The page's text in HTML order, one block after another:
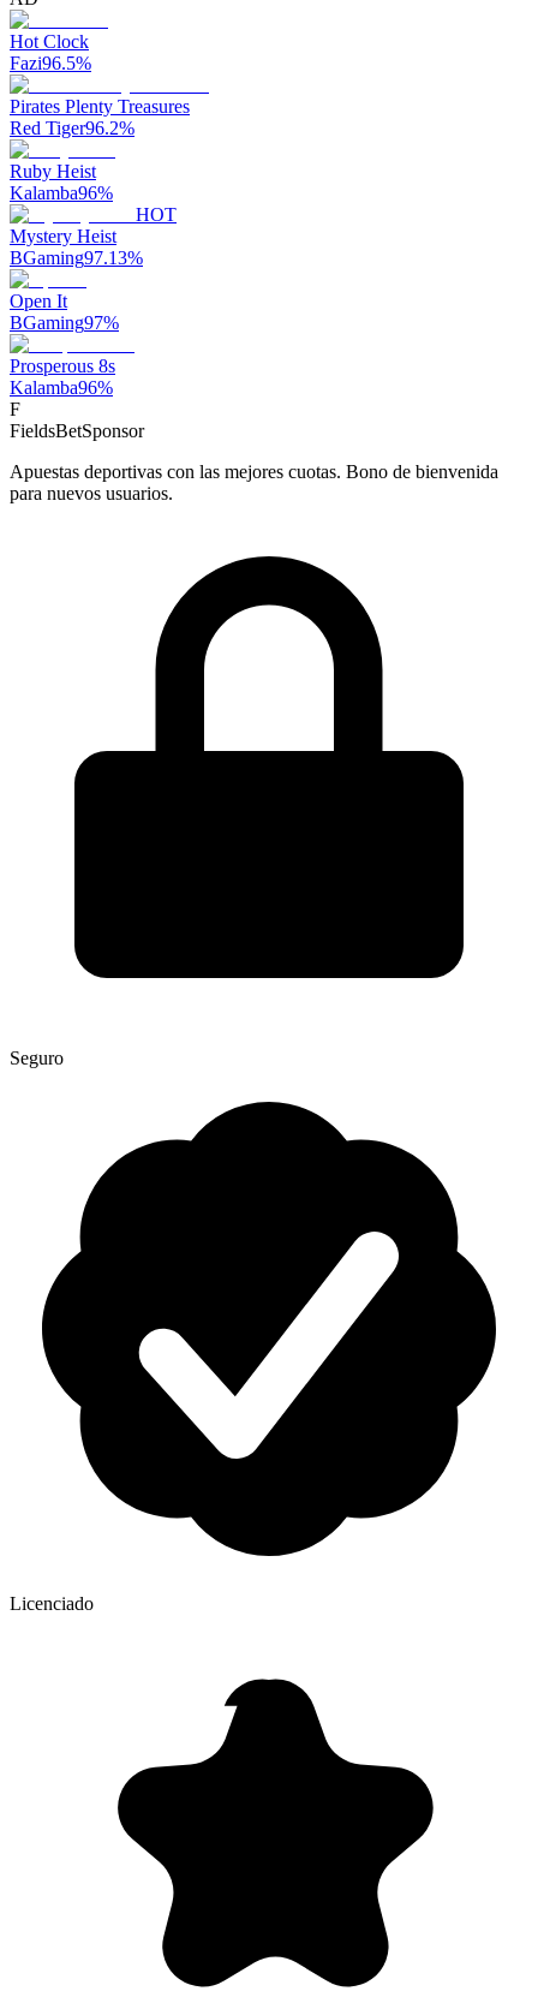
Hot Clock
Fazi96.5%
Pirates Plenty Treasures
Red Tiger96.2%
Ruby Heist
Kalamba96%
HOT
Mystery Heist
BGaming97.13%
Open It
BGaming97%
Prosperous 8s
Kalamba96%
F
FieldsBetSponsor
Apuestas deportivas con las mejores cuotas. Bono de bienvenida
para nuevos usuarios.
Seguro
Licenciado